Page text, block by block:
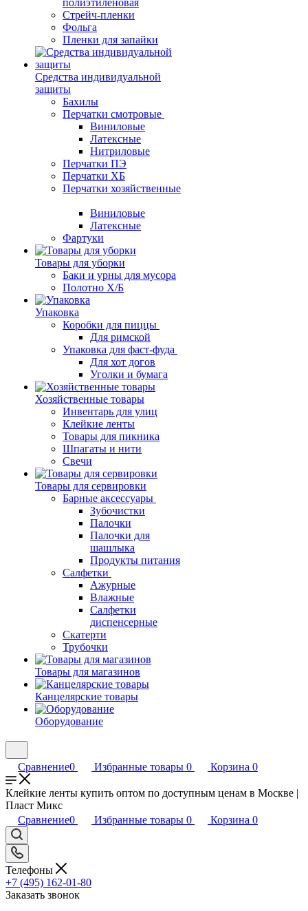
полиэтиленовая
Стрейч-пленки
Фольга
Пленки для запайки
Средства индивидуальной
защиты
Бахилы
Перчатки смотровые
Виниловые
Латексные
Нитриловые
Перчатки ПЭ
Перчатки ХБ
Перчатки хозяйственные
Виниловые
Латексные
Фартуки
Товары для уборки
Баки и урны для мусора
Полотно Х/Б
Упаковка
Коробки для пиццы
Для римской
Упаковка для фаст-фуда
Для хот догов
Уголки и бумага
Хозяйственные товары
Инвентарь для улиц
Клейкие ленты
Товары для пикника
Шпагаты и нити
Свечи
Товары для сервировки
Барные аксессуары
Зубочистки
Палочки
Палочки для
шашлыка
Продукты питания
Салфетки
Ажурные
Влажные
Салфетки
диспенсерные
Скатерти
Трубочки
Товары для магазинов
Канцелярские товары
Оборудование
Сравнение0 Избранные товары 0 Корзина 0
Клейкие ленты купить оптом по доступным ценам в Москве |
Пласт Микс
Сравнение0 Избранные товары 0 Корзина 0
Телефоны
+7 (495) 162-01-80
Заказать звонок